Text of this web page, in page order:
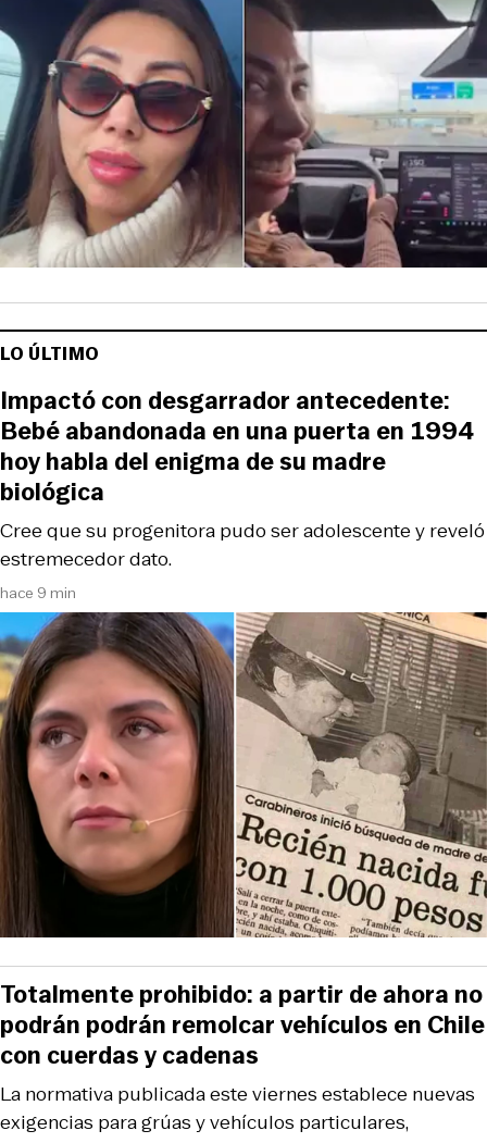
LO ÚLTIMO
hace 9 min
Cree que su progenitora pudo ser adolescente y reveló
estremecedor dato.
Impactó con desgarrador antecedente:
Bebé abandonada en una puerta en 1994
hoy habla del enigma de su madre
biológica
La normativa publicada este viernes establece nuevas
exigencias para grúas y vehículos particulares,
Totalmente prohibido: a partir de ahora no
podrán podrán remolcar vehículos en Chile
con cuerdas y cadenas